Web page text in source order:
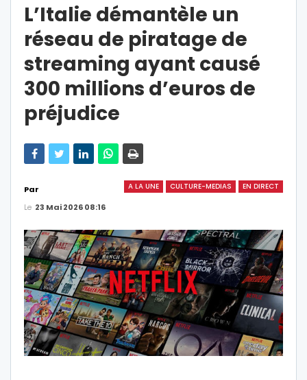
L’Italie démantèle un
réseau de piratage de
streaming ayant causé
300 millions d’euros de
préjudice
A LA UNE CULTURE-MEDIAS EN DIRECT
Par
Le 23 Mai 2026 08:16